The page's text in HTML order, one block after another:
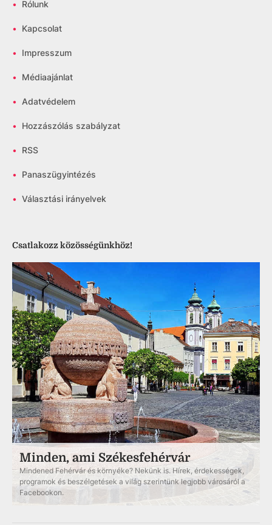
• Rólunk
• Kapcsolat
• Impresszum
• Médiaajánlat
• Adatvédelem
• Hozzászólás szabályzat
• RSS
• Panaszügyintézés
• Választási irányelvek
Csatlakozz közösségünkhöz!
Minden, ami Székesfehérvár
Mindened Fehérvár és környéke? Nekünk is. Hírek, érdekességek,
programok és beszélgetések a világ szerintünk legjobb városáról a
Facebookon.